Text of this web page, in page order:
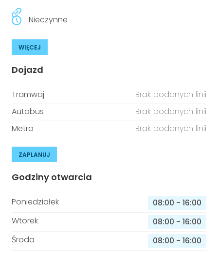
Nieczynne
WIĘCEJ
Dojazd
Tramwaj
Brak podanych linii
Autobus
Brak podanych linii
Metro
Brak podanych linii
ZAPLANUJ
Godziny otwarcia
Poniedziałek 08:00 - 16:00
Wtorek
08:00 - 16:00
Środa
08:00 - 16:00